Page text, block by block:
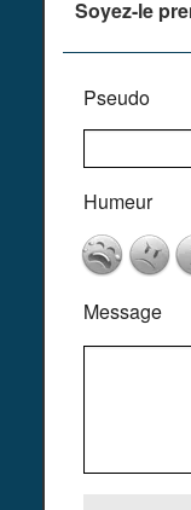
Soyez-le
Pseudo
Humeur
Message